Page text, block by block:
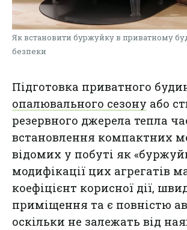
Як встановити буржуйку в приватному
безпеки
Підготовка приватного
опалювального сезону або
резервного джерела тепла
встановлення компактних
відомих у побуті як
модифікації цих агрегатів
коефіцієнт корисної дії,
приміщення та є повністю
оскільки не залежать від